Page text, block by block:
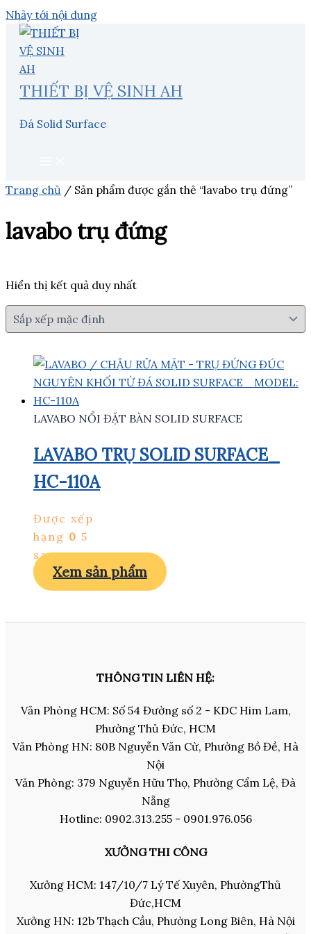
Nhảy tới nội dung
THIẾT BỊ VỆ SINH AH
Đá Solid Surface
Trang chủ / Sản phẩm được gắn thẻ “lavabo trụ đứng”
lavabo trụ đứng
Hiển thị kết quả duy nhất
LAVABO NỔI ĐẶT BÀN SOLID SURFACE
LAVABO TRỤ SOLID SURFACE_
HC-110A
Được xếp
hạng 0 5
sao
Xem sản phẩm
THÔNG TIN LIÊN HỆ:
Văn Phòng HCM: Số 54 Đường số 2 - KDC Him Lam,
Phường Thủ Đức, HCM
Văn Phòng HN: 80B Nguyễn Văn Cừ, Phường Bồ Đề, Hà
Nội
Văn Phòng: 379 Nguyễn Hữu Thọ, Phường Cẩm Lệ, Đà
Nẵng
Hotline: 0902.313.255 - 0901.976.056
XƯỞNG THI CÔNG
Xưởng HCM: 147/10/7 Lý Tế Xuyên, PhườngThủ
Đức,HCM
Xưởng HN: 12b Thạch Cầu, Phường Long Biên, Hà Nội